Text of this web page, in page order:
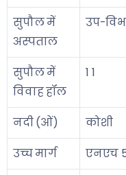
सुपौल में
अस्पताल
उप-
सुपौल में
विवाह हॉल
1 1
नदी (ओं)
कोशी
उच्च मार्ग
एनएच